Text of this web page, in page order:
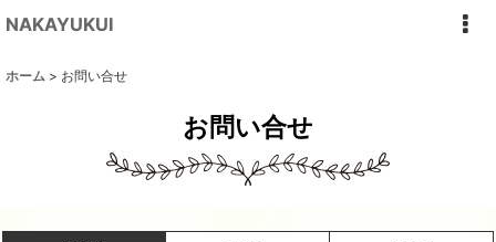
NAKAYUKUI
ホーム > お問い合せ
お問い合せ